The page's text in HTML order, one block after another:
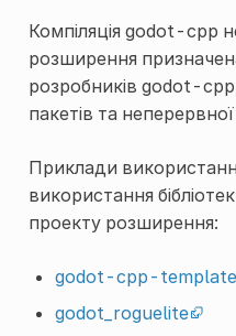
Компіляція godot-cpp
розширення
розробників godot-
пакетів та
Приклади
використання
проекту розширення:
godot-cpp-template
godot_roguelite